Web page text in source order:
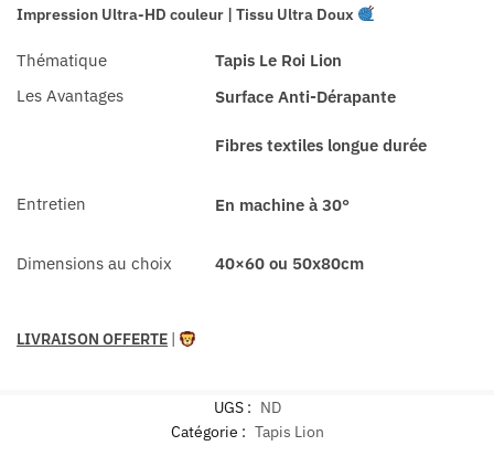
Impression Ultra-HD couleur | Tissu Ultra Doux
Thématique
Tapis Le Roi Lion
Les Avantages
Surface Anti-Dérapante
Fibres textiles longue durée
Entretien En machine à 30°
Dimensions au choix 40×60 ou 50x80cm
LIVRAISON OFFERTE |
UGS : ND
Catégorie : Tapis Lion